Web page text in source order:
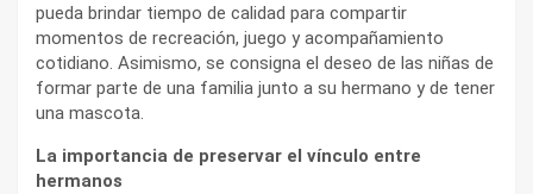
pueda brindar tiempo de calidad para compartir
momentos de recreación, juego y acompañamiento
cotidiano. Asimismo, se consigna el deseo de las niñas de
formar parte de una familia junto a su hermano y de tener
una mascota.
La importancia de preservar el vínculo entre
hermanos